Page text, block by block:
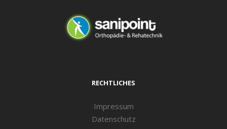
RECHTLICHES
Impressum
Datenschutz